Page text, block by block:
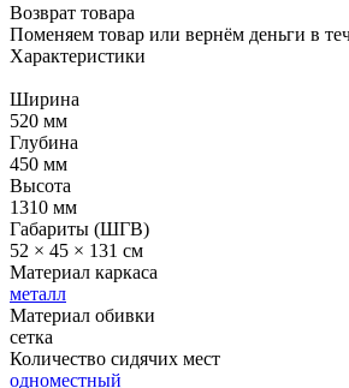
Возврат товара
Поменяем товар или вернём деньги в
Характеристики
Ширина
520 мм
Глубина
450 мм
Высота
1310 мм
Габариты (ШГВ)
52 × 45 × 131 см
Материал каркаса
металл
Материал обивки
сетка
Количество сидячих мест
одноместный